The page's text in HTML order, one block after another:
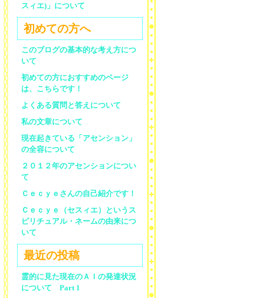
スィエ)」について
初めての方へ
このブログの基本的な考え方につ
いて
初めての方におすすめのページ
は、こちらです！
よくある質問と答えについて
私の文章について
現在起きている「アセンション」
の全容について
２０１２年のアセンションについ
て
Ｃｅｃｙｅさんの自己紹介です！
Ｃｅｃｙｅ（セスィエ）というス
ピリチュアル・ネームの由来につ
いて
最近の投稿
霊的に見た現在のＡＩの発達状況
について Part 1